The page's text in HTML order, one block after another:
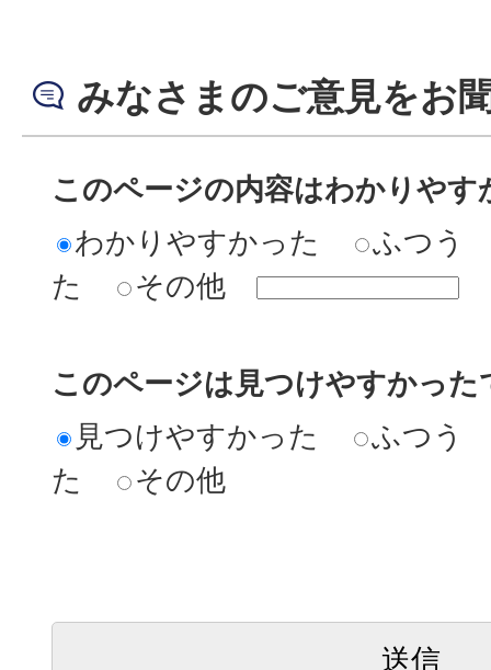
みなさまのご意見をお
このページの内容はわかりやす
わかりやすかった
ふつう
た
その他
このページは見つけやすかった
見つけやすかった
ふつう
た
その他